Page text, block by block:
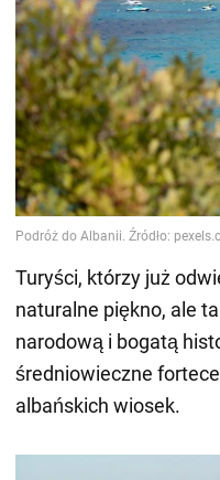
Turyści, którzy już
naturalne piękno, ale
narodową i bogatą
średniowieczne
albańskich wiosek.